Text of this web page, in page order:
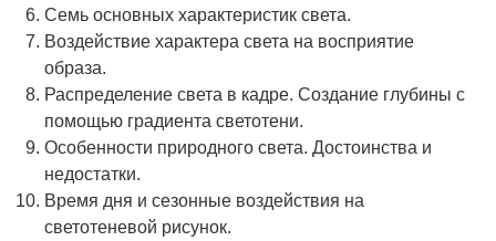
Семь основных характеристик света.
Воздействие характера света на восприятие
образа.
Распределение света в кадре. Создание глубины с
помощью градиента светотени.
Особенности природного света. Достоинства и
недостатки.
Время дня и сезонные воздействия на
светотеневой рисунок.